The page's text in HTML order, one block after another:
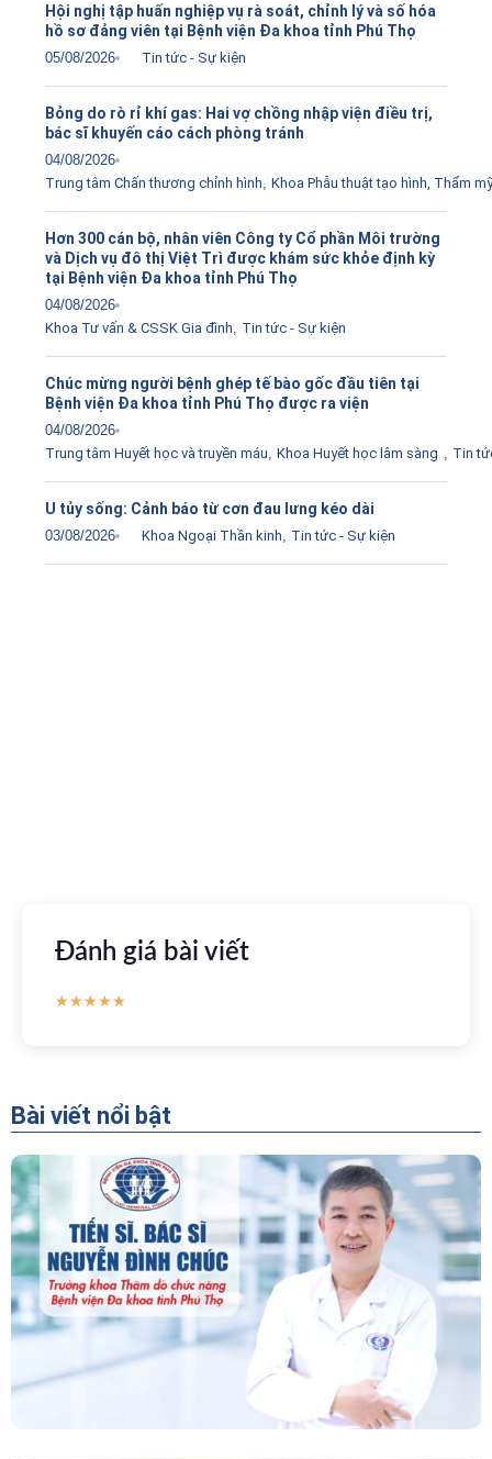
Hội nghị tập huấn nghiệp vụ rà soát, chỉnh lý và số hóa
hồ sơ đảng viên tại Bệnh viện Đa khoa tỉnh Phú Thọ
05/08/2026 Tin tức - Sự kiện
Bỏng do rò rỉ khí gas: Hai vợ chồng nhập viện điều trị,
bác sĩ khuyến cáo cách phòng tránh
04/08/2026
Trung tâm Chấn thương chỉnh hình Khoa Phẫu thuật tạo hình, Thẩm
Hơn 300 cán bộ, nhân viên Công ty Cổ phần Môi trường
và Dịch vụ đô thị Việt Trì được khám sức khỏe định kỳ
tại Bệnh viện Đa khoa tỉnh Phú Thọ
04/08/2026
Khoa Tư vấn & CSSK Gia đình
Tin tức - Sự kiện
Chúc mừng người bệnh ghép tế bào gốc đầu tiên tại
Bệnh viện Đa khoa tỉnh Phú Thọ được ra viện
04/08/2026
Trung tâm Huyết học và truyền máu Khoa Huyết học lâm sàng Tin
U tủy sống: Cảnh báo từ cơn đau lưng kéo dài
03/08/2026 Khoa Ngoại Thần kinh Tin tức - Sự kiện
Đánh giá bài viết
★★★★★
Bài viết nổi bật
“Người Dẫn Đường” Của Khoa Thăm Dò Chức
Năng – Bệnh Viện Đa Khoa Tỉnh Phú Thọ